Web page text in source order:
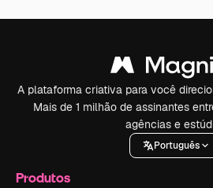
A plataforma criativa para você
Mais de 1 milhão de assinantes
agências e
Português
Produtos